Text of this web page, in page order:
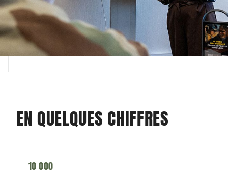
EN QUELQUES CHIFFRES
10 000